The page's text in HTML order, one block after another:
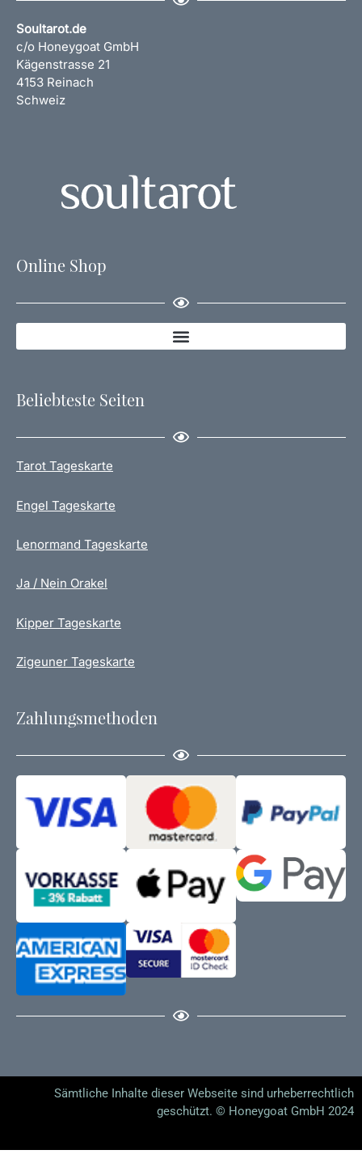
Soultarot.de
c/o Honeygoat GmbH
Kägenstrasse 21
4153 Reinach
Schweiz
Online Shop
Beliebteste Seiten
Tarot Tageskarte
Engel Tageskarte
Lenormand Tageskarte
Ja / Nein Orakel
Kipper Tageskarte
Zigeuner Tageskarte
Zahlungsmethoden
Sämtliche Inhalte dieser Webseite sind urheberrechtlich
geschützt. © Honeygoat GmbH 2024